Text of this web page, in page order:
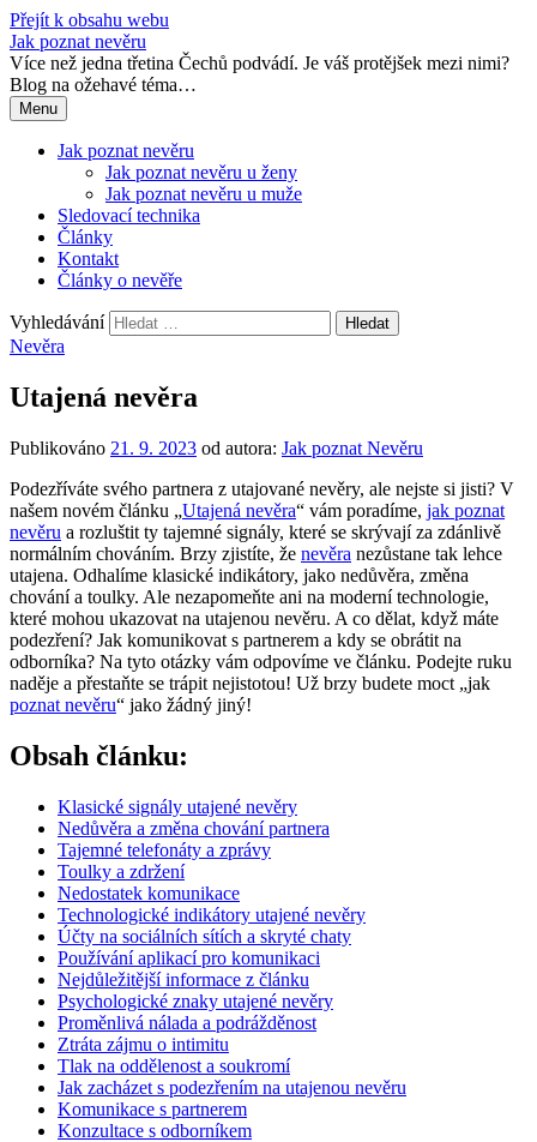
Přejít k obsahu webu
Jak poznat nevěru
Více než jedna třetina Čechů podvádí. Je váš protějšek mezi nimi?
Blog na ožehavé téma…
Menu
Jak poznat nevěru
Jak poznat nevěru u ženy
Jak poznat nevěru u muže
Sledovací technika
Články
Kontakt
Články o nevěře
Vyhledávání
Nevěra
Utajená nevěra
Publikováno 21. 9. 2023 od autora: Jak poznat Nevěru
Podezříváte svého partnera z utajované nevěry, ale nejste si jisti? V
našem novém článku „Utajená nevěra“ vám poradíme, jak poznat
nevěru a rozluštit ty tajemné signály, které se skrývají za zdánlivě
normálním chováním. Brzy zjistíte, že nevěra nezůstane tak lehce
utajena. Odhalíme klasické indikátory, jako nedůvěra, změna
chování a toulky. Ale nezapomeňte ani na moderní technologie,
které mohou ukazovat na utajenou nevěru. A co dělat, když máte
podezření? Jak komunikovat s partnerem a kdy se obrátit na
odborníka? Na tyto otázky vám odpovíme ve článku. Podejte ruku
naděje a přestaňte se trápit nejistotou! Už brzy budete moct „jak
poznat nevěru“ jako žádný jiný!
Obsah článku:
Klasické signály utajené nevěry
Nedůvěra a změna chování partnera
Tajemné telefonáty a zprávy
Toulky a zdržení
Nedostatek komunikace
Technologické indikátory utajené nevěry
Účty na sociálních sítích a skryté chaty
Používání aplikací pro komunikaci
Nejdůležitější informace z článku
Psychologické znaky utajené nevěry
Proměnlivá nálada a podrážděnost
Ztráta zájmu o intimitu
Tlak na oddělenost a soukromí
Jak zacházet s podezřením na utajenou nevěru
Komunikace s partnerem
Konzultace s odborníkem